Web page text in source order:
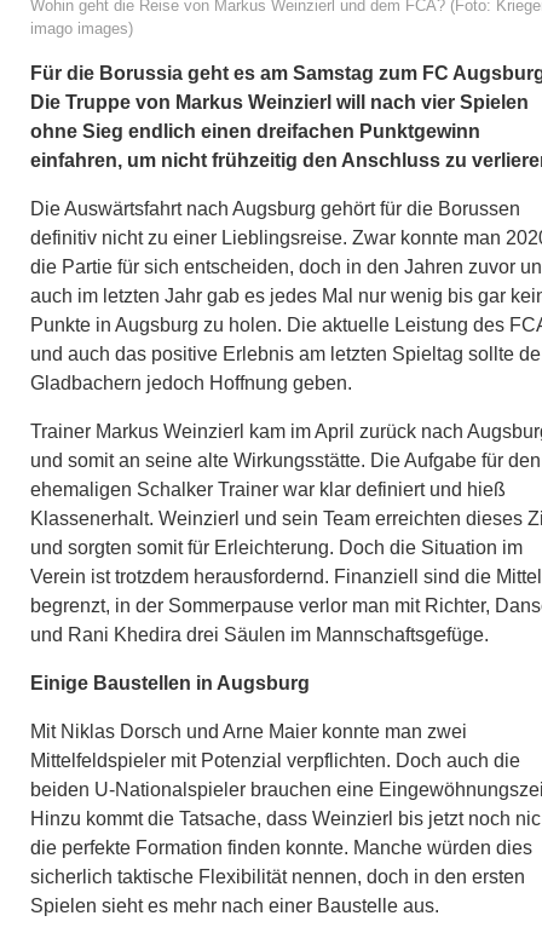
Wohin geht die Reise von Markus Weinzierl und dem FCA? (Foto:
imago images)
Für die Borussia geht es am Samstag zum FC
Die Truppe von Markus Weinzierl will nach vier Spielen
ohne Sieg endlich einen dreifachen Punktgewinn
einfahren, um nicht frühzeitig den Anschluss zu
Die Auswärtsfahrt nach Augsburg gehört für die Borussen
definitiv nicht zu einer Lieblingsreise. Zwar konnte man
die Partie für sich entscheiden, doch in den Jahren zuvor
auch im letzten Jahr gab es jedes Mal nur wenig bis gar
Punkte in Augsburg zu holen. Die aktuelle Leistung des
und auch das positive Erlebnis am letzten Spieltag sollte
Gladbachern jedoch Hoffnung geben.
Trainer Markus Weinzierl kam im April zurück nach
und somit an seine alte Wirkungsstätte. Die Aufgabe für den
ehemaligen Schalker Trainer war klar definiert und hieß
Klassenerhalt. Weinzierl und sein Team erreichten dieses
und sorgten somit für Erleichterung. Doch die Situation im
Verein ist trotzdem herausfordernd. Finanziell sind die Mittel
begrenzt, in der Sommerpause verlor man mit Richter,
und Rani Khedira drei Säulen im Mannschaftsgefüge.
Einige Baustellen in Augsburg
Mit Niklas Dorsch und Arne Maier konnte man zwei
Mittelfeldspieler mit Potenzial verpflichten. Doch auch die
beiden U-Nationalspieler brauchen eine
Hinzu kommt die Tatsache, dass Weinzierl bis jetzt noch
die perfekte Formation finden konnte. Manche würden dies
sicherlich taktische Flexibilität nennen, doch in den ersten
Spielen sieht es mehr nach einer Baustelle aus.